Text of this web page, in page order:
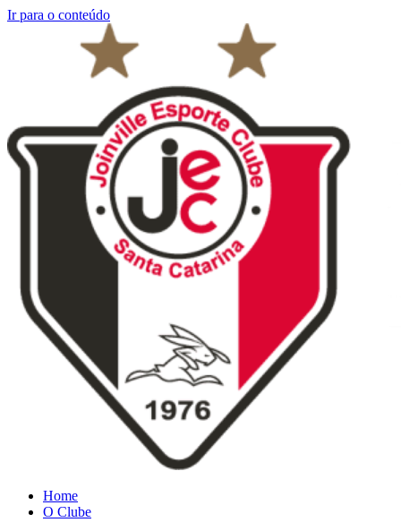
Ir para o conteúdo
Home
O Clube